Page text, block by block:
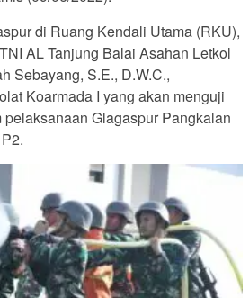
di Ruang Kendali Utama (RKU),
AL Tanjung Balai Asahan Letkol
Sebayang, S.E., D.W.C.,
Koarmada I yang akan menguji
Glagaspur Pangkalan